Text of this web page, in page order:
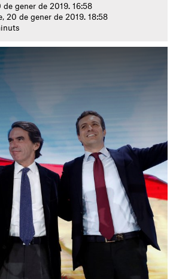
gener de 2019. 16:58
20 de gener de 2019. 18:58